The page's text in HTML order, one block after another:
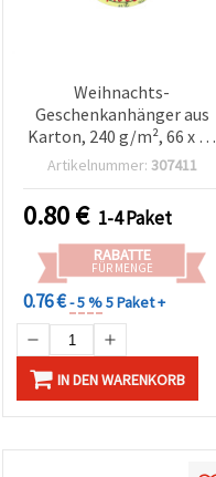
Weihnachts-
Geschenkanhänger aus
Karton, 240 g/m², 66 x 58
mm – 5er-Pack, für
Artikelnummer: 307411
0.80€ 1-4 Paket
RABATTE
FÜR MENGE
0.76 €- 5 %5 Paket +
IN DEN WARENKORB